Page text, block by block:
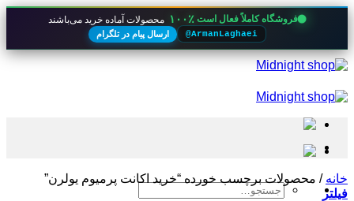
فروشگاه کاملاً فعال است ۱۰۰٪ محصولات آماده خرید می‌باشند
@ArmanLaghaei ارسال پیام در تلگرام
Skip
to
جستجو
خانه / محصولات برچسب خورده “خرید اکانت پرمیوم یولرن”
فیلتر